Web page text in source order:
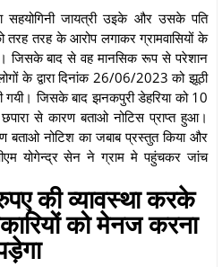
जायत्री उइके और उसके पति
तरह तरह के आरोप लगाकर ग्रामवासियों के
जिसके बाद से वह मानसिक रूप से परेशान
के द्वारा दिनांक 26/06/2023 को झूठी
गयी। जिसके बाद झनकपुरी डेहरिया को 10
से कारण बताओ नोटिस प्राप्त हुआ।
नोटिश का जबाब प्रस्तुत किया और
योगेन्द्र सेन ने ग्राम मे पहुंचकर जांच
की व्यावस्था करके
को मेनज करना